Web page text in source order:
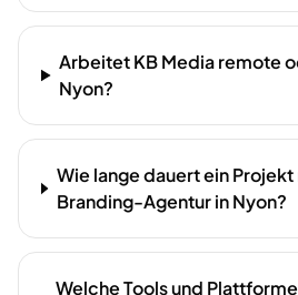
Arbeitet KB Media remote
Nyon?
Wie lange dauert ein
Branding-Agentur in Nyon?
Welche Tools und